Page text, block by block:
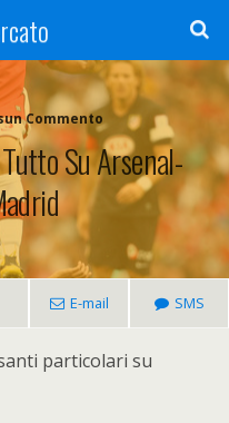
Commento
Su Arsenal-
E-mail SMS
particolari su